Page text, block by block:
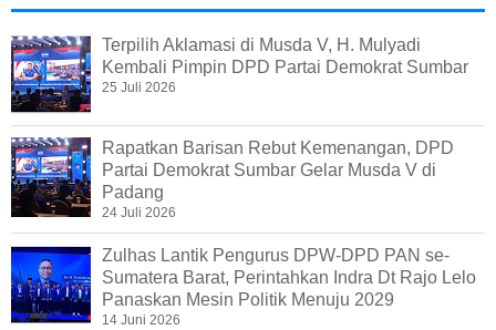
Terpilih Aklamasi di Musda V, H. Mulyadi
Kembali Pimpin DPD Partai Demokrat Sumbar
25 Juli 2026
Rapatkan Barisan Rebut Kemenangan, DPD
Partai Demokrat Sumbar Gelar Musda V di
Padang
24 Juli 2026
Zulhas Lantik Pengurus DPW-DPD PAN se-
Sumatera Barat, Perintahkan Indra Dt Rajo Lelo
Panaskan Mesin Politik Menuju 2029
14 Juni 2026